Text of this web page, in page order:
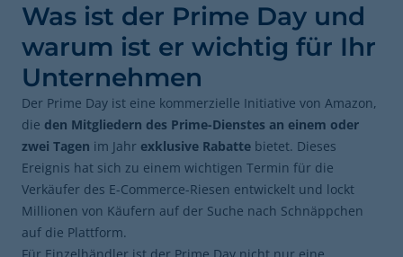
Was ist der Prime Day und
warum ist er wichtig für Ihr
Unternehmen
Der Prime Day ist eine kommerzielle Initiative von Amazon,
die den Mitgliedern des Prime-Dienstes an einem oder
zwei Tagen im Jahr exklusive Rabatte bietet. Dieses
Ereignis hat sich zu einem wichtigen Termin für die
Verkäufer des E-Commerce-Riesen entwickelt und lockt
Millionen von Käufern auf der Suche nach Schnäppchen
auf die Plattform.